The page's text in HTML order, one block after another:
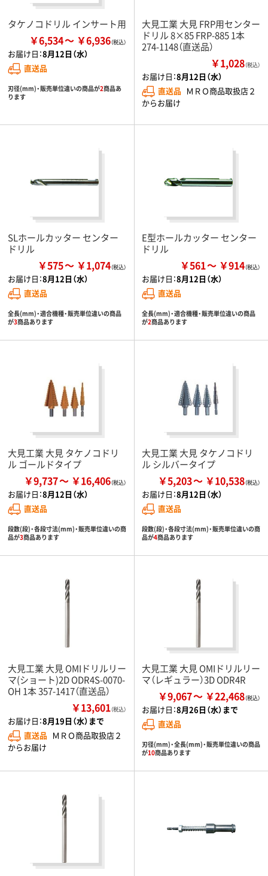
タケノコドリル インサート用
￥6,534 ￥6,936
お届け日：8月12日（水）
直送品
刃径(mm)・販売単位違いの商品が2商品あ
ります
大見工業 大見 FRP用センター
ドリル 8×85 FRP-885 1本
274-1148（直送品）
￥1,028（税込）
お届け日：8月12日（水）
直送品 ＭＲＯ商品取扱店２
からお届け
SLホールカッター センター
ドリル
￥575 ￥1,074
お届け日：8月12日（水）
直送品
全長(mm)・適合機種・販売単位違いの商品
が3商品あります
E型ホールカッター センター
ドリル
￥561 ￥914
お届け日：8月12日（水）
直送品
全長(mm)・適合機種・販売単位違いの商品
が2商品あります
大見工業 大見 タケノコドリ
ル ゴールドタイプ
￥9,737 ￥16,406
お届け日：8月12日（水）
直送品
段数(段)・各段寸法(mm)・販売単位違いの商
品が3商品あります
大見工業 大見 タケノコドリ
ル シルバータイプ
￥5,203 ￥10,538
お届け日：8月12日（水）
直送品
段数(段)・各段寸法(mm)・販売単位違いの商
品が4商品あります
大見工業 大見 OMIドリルリー
マ(ショート)2D ODR4S-0070-
OH 1本 357-1417（直送品）
￥13,601（税込）
お届け日：8月19日（水）まで
直送品 ＭＲＯ商品取扱店２
からお届け
大見工業 大見 OMIドリルリー
マ（レギュラー）3D ODR4R
￥9,067 ￥22,468
お届け日：8月26日（水）まで
直送品
刃径(mm)・全長(mm)・販売単位違いの商品
が10商品あります